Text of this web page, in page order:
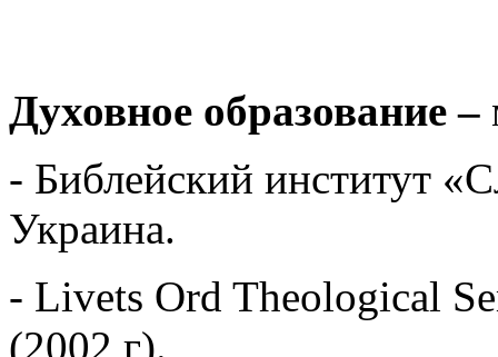
Духовное образование –
- Библейский институт
Украина.
- Livets Ord Theological
(2002 г).